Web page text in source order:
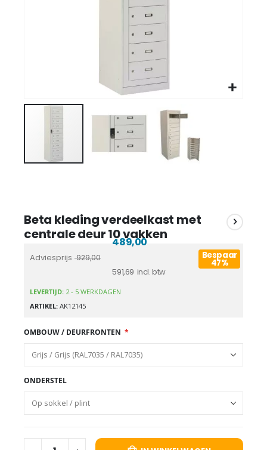
Beta kleding verdeelkast met
centrale deur 10 vakken
Adviesprijs 929,00
591,69
489,00
Bespaar
47%
LEVERTIJD: 2 - 5 WERKDAGEN
ARTIKEL AK12145
OMBOUW / DEURFRONTEN
ONDERSTEL